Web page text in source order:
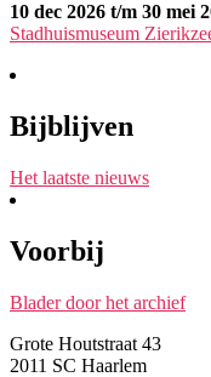
10 dec 2026 t/m 30 mei
Stadhuismuseum
Bijblijven
Het laatste nieuws
Voorbij
Blader door het archief
Grote Houtstraat 43
2011 SC Haarlem